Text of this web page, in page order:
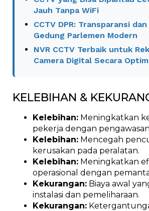
Jauh Tanpa WiFi
CCTV DPR: Transparansi
Gedung Parlemen Modern
NVR CCTV Terbaik untuk
Camera Digital Secara
KELEBIHAN &
Kelebihan: Meningkatkan
pekerja dengan
Kelebihan: Mencegah
kerusakan pada peralatan.
Kelebihan: Meningkatkan
operasional dengan
Kekurangan: Biaya awal
instalasi dan pemeliharaan.
Kekurangan: